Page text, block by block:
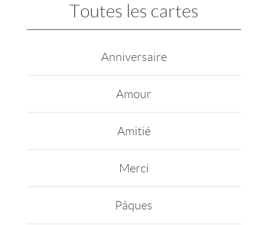
Toutes les cartes
Anniversaire
Amour
Amitié
Merci
Pâques